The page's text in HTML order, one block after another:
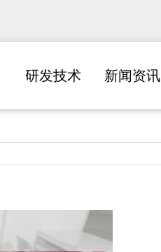
研发技术 新闻资讯